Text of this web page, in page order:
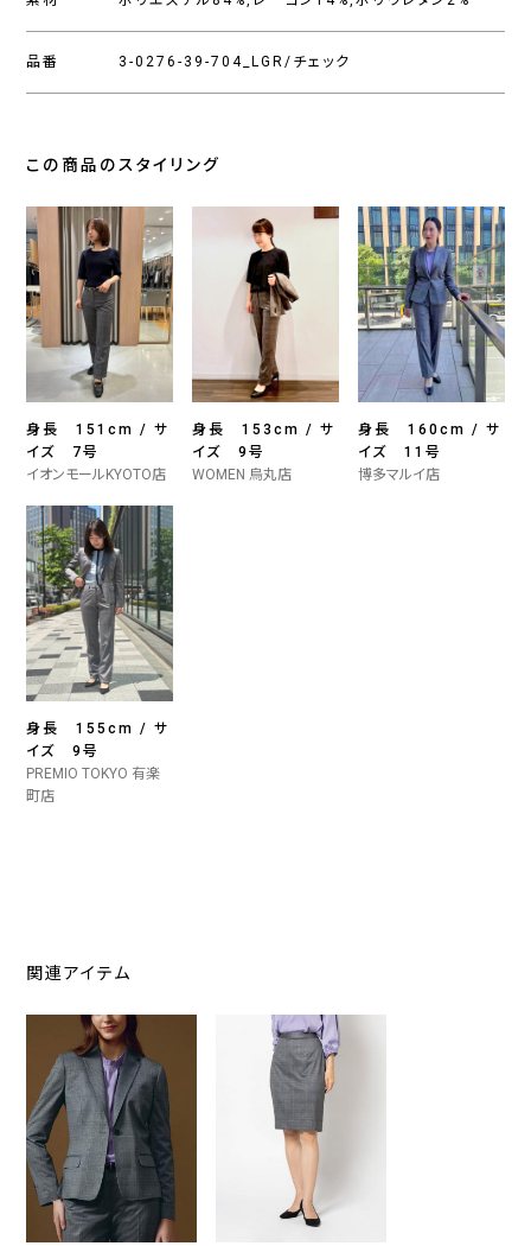
品番 3-0276-39-704_LGR/チェック
この商品のスタイリング
身長 151cm / サ
イズ 7号
イオンモールKYOTO店
身長 153cm / サ
イズ 9号
WOMEN 烏丸店
身長 160cm / サ
イズ 11号
博多マルイ店
身長 155cm / サ
イズ 9号
PREMIO TOKYO 有楽
町店
関連アイテム